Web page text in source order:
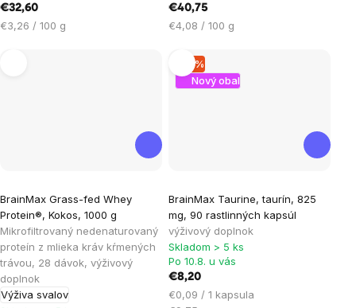
€32,60
Jednotková
€3,26 / 100 g
€40,75
Jednotková
€4,08 / 100 g
BrainMax Grass-fed Whey
Protein®, Kokos, 1000 g
Mikrofiltrovaný nedenaturovaný
proteín z mlieka kráv kŕmených
trávou, 28 dávok, výživový
doplnok
Výživa svalov
hodnotenie
produktu
je
5,0
z
5
Nový obal
–15 %
BrainMax Taurine, taurín, 825
mg, 90 rastlinných kapsúl
výživový doplnok
Skladom > 5 ks
Po 10.8. u vás
€8,20
Jednotková
€0,09 / 1 kapsula